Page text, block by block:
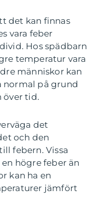
det kan finnas
vara feber
Hos spädbarn
temperatur vara
människor kan
normal på grund
över tid.
det
och den
febern. Vissa
högre feber än
kan ha en
jämfört